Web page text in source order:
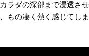
ラダの深部まで浸透さ
もの凄く熱く感じてし